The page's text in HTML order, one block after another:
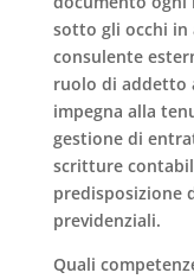
sotto gli occhi in
consulente
ruolo di addetto
impegna alla
gestione di
scritture
predisposizione
previdenziali.
Quali